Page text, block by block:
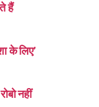
हैं
के लिए’
नहीं